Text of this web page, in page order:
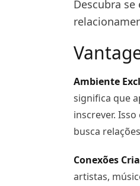
Descubra
Ambiente
significa que
inscrever.
busca
Conexões
artistas,